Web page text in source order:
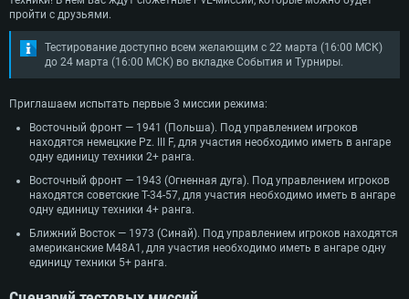
пройти с друзьями.
Тестирование доступно всем желающим с 22 марта (16:00 МСК)
до 24 марта (16:00 МСК) во вкладке События и Турниры.
Приглашаем испытать первые 3 миссии режима:
Восточный фронт — 1941 (Польша). Под управлением игроков
находятся немецкие Pz. III F, для участия необходимо иметь в ангаре
одну единицу техники 2+ ранга.
Восточный фронт — 1943 (Огненная дуга). Под управлением игроков
находятся советские Т-34-57, для участия необходимо иметь в ангаре
одну единицу техники 4+ ранга.
Ближний Восток — 1973 (Синай). Под управлением игроков находятся
американские M48A1, для участия необходимо иметь в ангаре одну
единицу техники 5+ ранга.